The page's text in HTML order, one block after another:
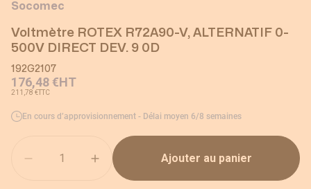
Socomec
Voltmètre ROTEX R72A90-V, ALTERNATIF 0-
500V DIRECT DEV. 9 0D
192G2107
176,48 €HT
211,78 €TTC
En cours d’approvisionnement - Délai moyen 6/8 semaines
Ajouter au panier